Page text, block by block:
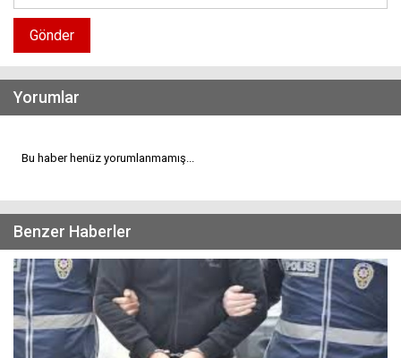
Gönder
Yorumlar
Bu haber henüz yorumlanmamış...
Benzer Haberler